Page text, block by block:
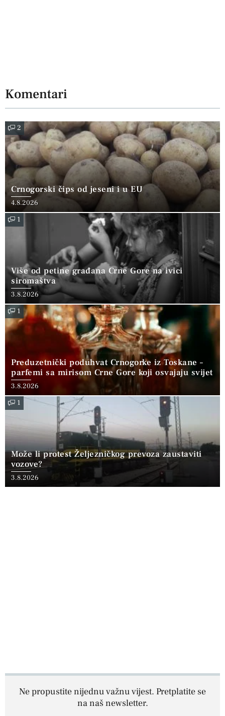
Komentari
2
Crnogorski čips od jeseni i u EU
4.8.2026
1
Više od petine građana Crne Gore na ivici
siromaštva
3.8.2026
1
Preduzetnički poduhvat Crnogorke iz Toskane –
parfemi sa mirisom Crne Gore koji osvajaju svijet
3.8.2026
1
Može li protest Željezničkog prevoza zaustaviti
vozove?
3.8.2026
Ne propustite nijednu važnu vijest. Pretplatite se
na naš newsletter.